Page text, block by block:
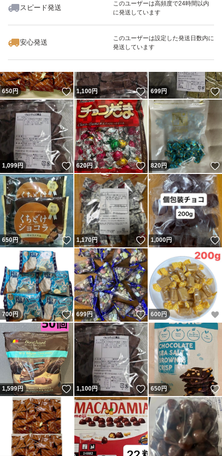
スピード発送
このユーザーは高頻度で24時間以内
に発送しています
安心発送
このユーザーは設定した発送日数内に
発送しています
いいね！
700
650円 いいね！
1,100円 いいね！
699円
1,099円 いいね！
620円 いいね！
820円
650円 いいね！
1,170円 いいね！
1,000円
700円 いいね！
699円 いいね！
600円
1,599円 いいね！
1,100円 いいね！
650円